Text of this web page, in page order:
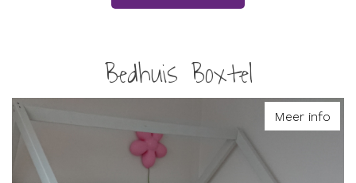
Bedhuis Boxtel
Meer info